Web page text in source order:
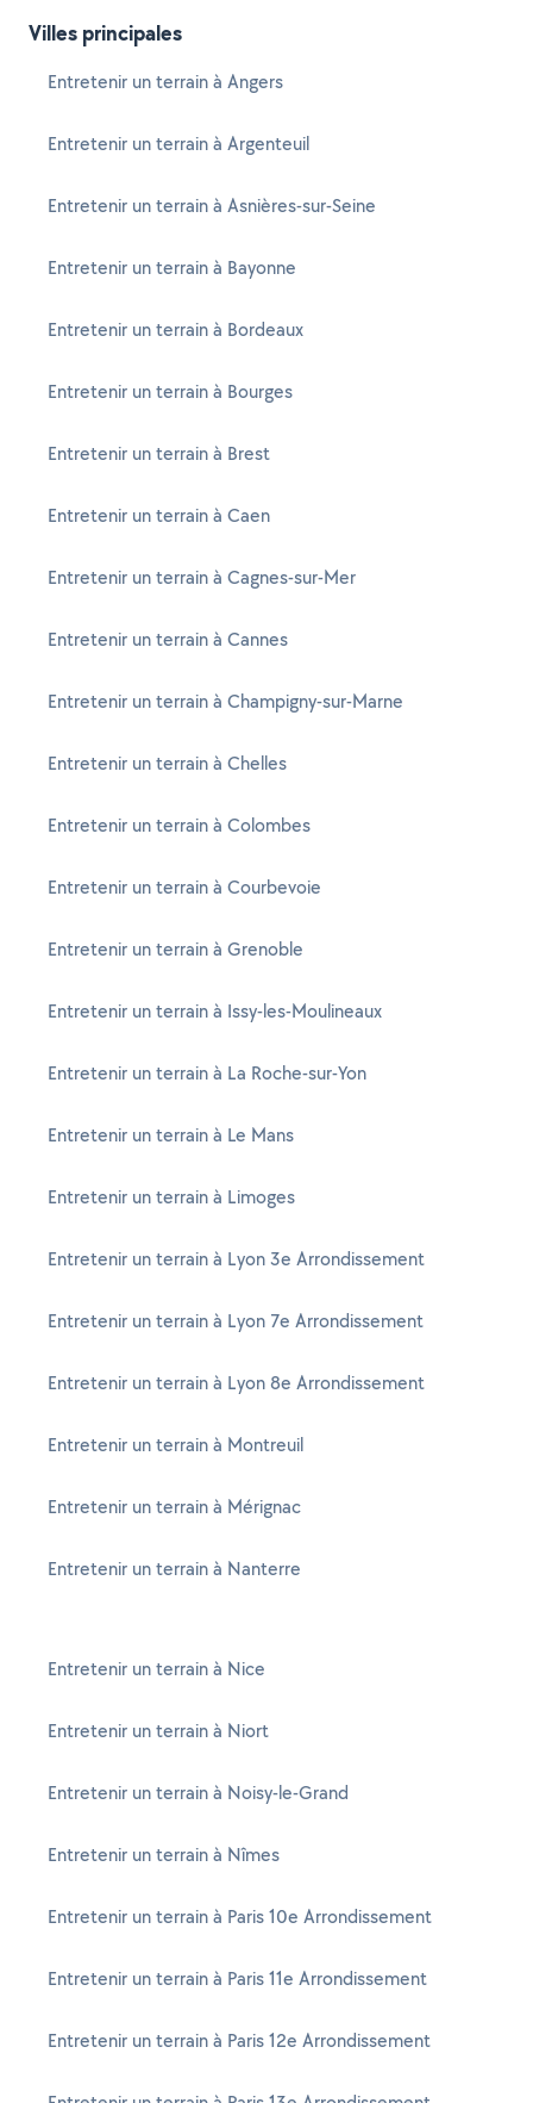
Villes principales
Entretenir un terrain à Angers
Entretenir un terrain à Argenteuil
Entretenir un terrain à Asnières-sur-Seine
Entretenir un terrain à Bayonne
Entretenir un terrain à Bordeaux
Entretenir un terrain à Bourges
Entretenir un terrain à Brest
Entretenir un terrain à Caen
Entretenir un terrain à Cagnes-sur-Mer
Entretenir un terrain à Cannes
Entretenir un terrain à Champigny-sur-Marne
Entretenir un terrain à Chelles
Entretenir un terrain à Colombes
Entretenir un terrain à Courbevoie
Entretenir un terrain à Grenoble
Entretenir un terrain à Issy-les-Moulineaux
Entretenir un terrain à La Roche-sur-Yon
Entretenir un terrain à Le Mans
Entretenir un terrain à Limoges
Entretenir un terrain à Lyon 3e Arrondissement
Entretenir un terrain à Lyon 7e Arrondissement
Entretenir un terrain à Lyon 8e Arrondissement
Entretenir un terrain à Montreuil
Entretenir un terrain à Mérignac
Entretenir un terrain à Nanterre
Entretenir un terrain à Nice
Entretenir un terrain à Niort
Entretenir un terrain à Noisy-le-Grand
Entretenir un terrain à Nîmes
Entretenir un terrain à Paris 10e Arrondissement
Entretenir un terrain à Paris 11e Arrondissement
Entretenir un terrain à Paris 12e Arrondissement